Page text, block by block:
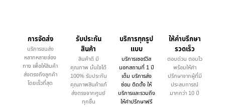
การจัดส่ง
บริการขนส่ง
หลากหลายช่อง
ทาง เพื่อให้สินค้า
ส่งตรงถึงลูกค้า
โดยเร็วที่สุด
รับประกัน
สินค้า
สินค้าดี มี
คุณภาพ มั่นใจได้
100% รับประกัน
คุณภาพสินค้าแท้
ส่งตรงจากศูนย์
ทุกชิ้น
บริการทุกรูป
แบบ
บริการเซอร์วิส
นอกสถานที่ 1 ปี
เต็ม บริการส่ง
ซ่อม ติดตั้ง ให้
บริการและรวมถึง
ให้คำปรึกษาฟรี
ให้คำบรึกษา
รวดเร็ว
ตอบด่วน ตอบไว
พร้อมให้คำ
ปรึกษาจากผู้ที่มี
ประสบการณ์
มากกว่า 10 ปี